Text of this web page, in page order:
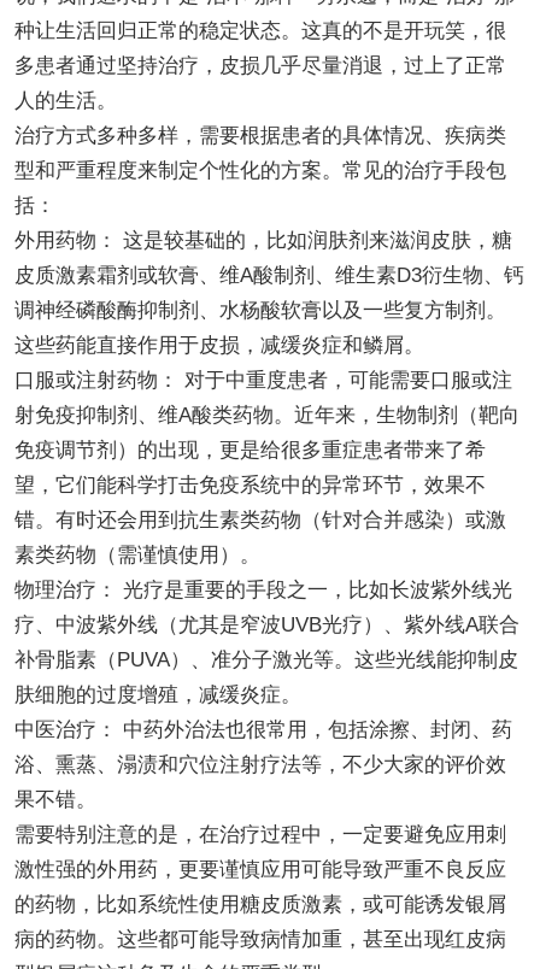
种让生活回归正常的稳定状态。这真的不是开玩笑，很
多患者通过坚持治疗，皮损几乎尽量消退，过上了正常
人的生活。
治疗方式多种多样，需要根据患者的具体情况、疾病类
型和严重程度来制定个性化的方案。常见的治疗手段包
括：
外用药物： 这是较基础的，比如润肤剂来滋润皮肤，糖
皮质激素霜剂或软膏、维A酸制剂、维生素D3衍生物、钙
调神经磷酸酶抑制剂、水杨酸软膏以及一些复方制剂。
这些药能直接作用于皮损，减缓炎症和鳞屑。
口服或注射药物： 对于中重度患者，可能需要口服或注
射免疫抑制剂、维A酸类药物。近年来，生物制剂（靶向
免疫调节剂）的出现，更是给很多重症患者带来了希
望，它们能科学打击免疫系统中的异常环节，效果不
错。有时还会用到抗生素类药物（针对合并感染）或激
素类药物（需谨慎使用）。
物理治疗： 光疗是重要的手段之一，比如长波紫外线光
疗、中波紫外线（尤其是窄波UVB光疗）、紫外线A联合
补骨脂素（PUVA）、准分子激光等。这些光线能抑制皮
肤细胞的过度增殖，减缓炎症。
中医治疗： 中药外治法也很常用，包括涂擦、封闭、药
浴、熏蒸、溻渍和穴位注射疗法等，不少大家的评价效
果不错。
需要特别注意的是，在治疗过程中，一定要避免应用刺
激性强的外用药，更要谨慎应用可能导致严重不良反应
的药物，比如系统性使用糖皮质激素，或可能诱发银屑
病的药物。这些都可能导致病情加重，甚至出现红皮病